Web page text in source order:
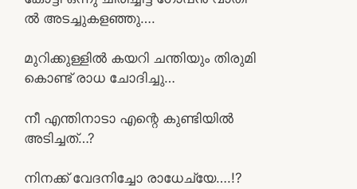
ൽ അടച്ചുകളഞ്ഞു….
മുറിക്കുള്ളിൽ കയറി ചന്തിയും തിരുമി
കൊണ്ട് രാധ ചോദിച്ചു…
നീ എന്തിനാടാ എന്റെ കുണ്ടിയിൽ
അടിച്ചത്…?
നിനക്ക് വേദനിച്ചോ രാധേച്യേ….!?